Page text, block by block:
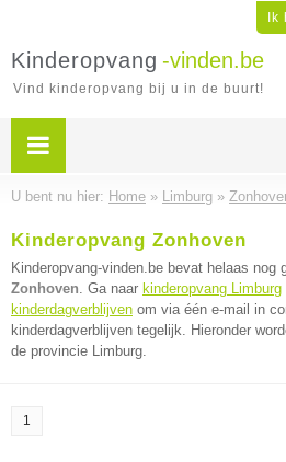
Kinderopvang -vinden.be
Vind kinderopvang bij u in de buurt!
U bent nu hier: Home » Limburg »
Kinderopvang Zonhoven
Kinderopvang-vinden.be bevat helaas nog
Zonhoven. Ga naar kinderopvang Limburg
kinderdagverblijven om via één e-mail in
kinderdagverblijven tegelijk. Hieronder
de provincie Limburg.
1